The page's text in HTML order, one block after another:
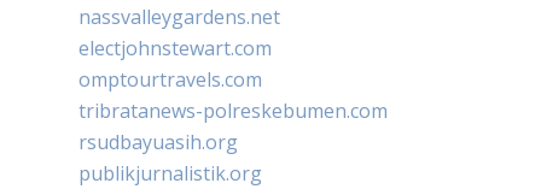
nassvalleygardens.net
electjohnstewart.com
omptourtravels.com
tribratanews-polreskebumen.com
rsudbayuasih.org
publikjurnalistik.org